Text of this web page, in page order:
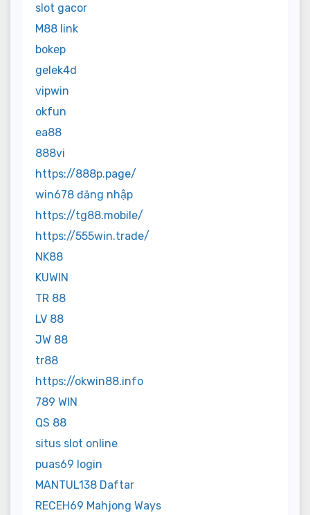
slot gacor
M88 link
bokep
gelek4d
vipwin
okfun
ea88
888vi
https://888p.page/
win678 đăng nhập
https://tg88.mobile/
https://555win.trade/
NK88
KUWIN
TR 88
LV 88
JW 88
tr88
https://okwin88.info
789 WIN
QS 88
situs slot online
puas69 login
MANTUL138 Daftar
RECEH69 Mahjong Ways